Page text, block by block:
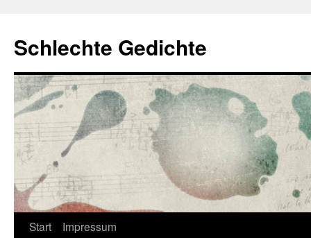
springen
Schlechte Gedichte
Start Impressum